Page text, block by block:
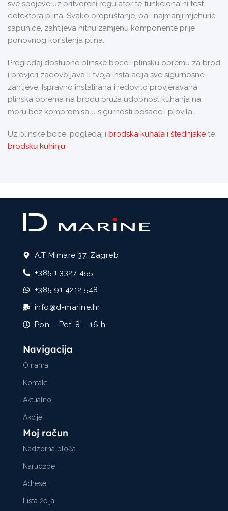
sve spojeve uz pritvoreni regulator te funkcionalni test
detektora plina. Svako propuštanje, pa i najmanji mjehurić
sapunice, zahtijeva hitnu zamjenu komponente prije
ponovnog korištenja plina.
Pregledaj dostupne plinske boce i plinsku opremu za brod
i provjeri zadovoljava li tvoja instalacija sve sigurnosne
zahtjeve. Ispravno instalirana i redovito provjeravana
plinska oprema na brodu pruža udobnost kuhanja na
moru bez kompromisa u sigurnosti posade i plovila.
Uz plinske boce, pogledaj i brodska kuhala i štednjake te
brodsku kuhinju.
A.T Mimare 37, Zagreb
+385 1 3327 455
+385 91 4212 548
info@d-marine.hr
Pon – Pet: 8 – 16 h
Navigacija
O nama
Kontakt
Aktualno
Akcije
Moj račun
Nadzorna ploča
Narudžbe
Adrese
Lista želja